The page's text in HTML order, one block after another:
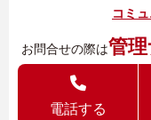
コミ
お問合せの際は管
電話する